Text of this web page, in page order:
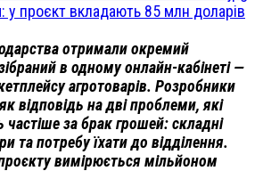
у проєкт вкладають 85 млн доларів
отримали окремий
в одному онлайн-кабінеті —
агротоварів. Розробники
відповідь на дві проблеми, які
за брак грошей: складні
та потребу їхати до відділення.
вимірюється мільйоном